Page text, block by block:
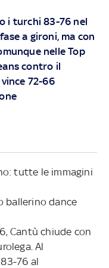
i turchi 83-76 nel
a gironi, ma con
nelle Top
contro il
72-66
tutte le immagini
ballerino dance
Cantù chiude con
Al
76 al